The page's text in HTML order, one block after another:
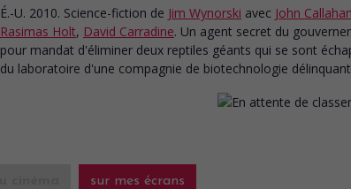
É.-U. 2010. Science-fiction de Jim Wynorski avec John Callahan
Rasimas Holt, David Carradine. Un agent secret du
pour mandat d'éliminer deux reptiles géants qui se sont
du laboratoire d'une compagnie de biotechnologie
sur mes écrans